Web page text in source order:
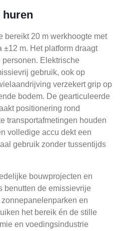
huren
bereikt 20 m werkhoogte met
±12 m. Het platform draagt
Elektrische
gebruik, ook op
verzekert grip op
bodem. De gearticuleerde
positionering rond
transportafmetingen houden
volledige accu dekt een
gebruik zonder tussentijds
bouwprojecten en
benutten de emissievrije
en
het bereik én de stille
en voedingsindustrie